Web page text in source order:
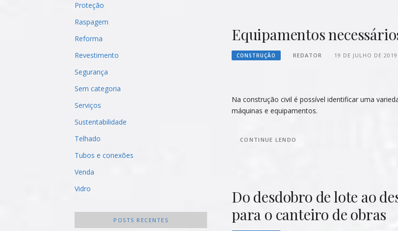
Equipamentos
CONSTRUÇÃO REDATOR 19 DE JULHO DE 2019
Na construção civil é possível identificar uma
máquinas e equipamentos.
CONTINUE LENDO
Do desdobro de lote ao
para o canteiro de obras
Proteção
Raspagem
Reforma
Revestimento
Segurança
Sem categoria
Serviços
Sustentabilidade
Telhado
Tubos e conexões
Venda
Vidro
POSTS RECENTES